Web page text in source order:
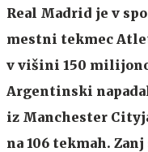
Real Madrid je v
mestni tekmec
v višini 150
Argentinski
iz Manchester
na 106 tekmah.